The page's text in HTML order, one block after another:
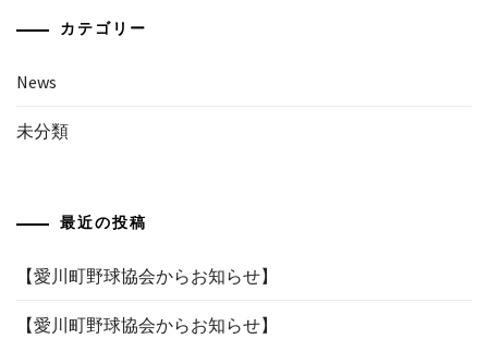
カテゴリー
News
未分類
最近の投稿
【愛川町野球協会からお知らせ】
【愛川町野球協会からお知らせ】